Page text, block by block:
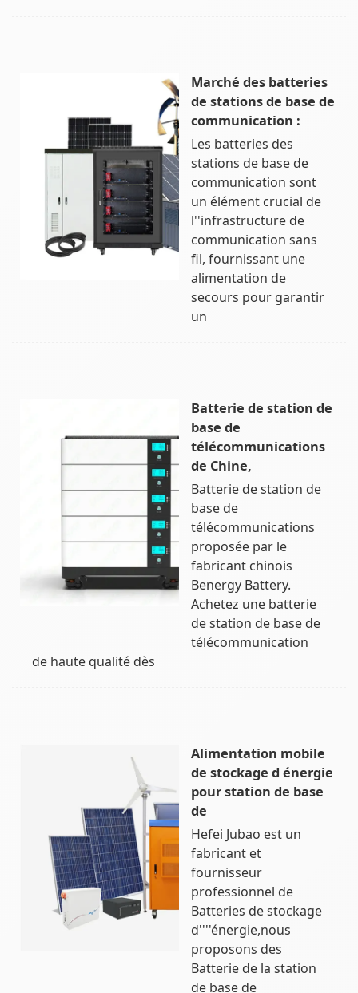
Marché des batteries
de stations de base de
communication :
Les batteries des
stations de base de
communication sont
un élément crucial de
l''infrastructure de
communication sans
fil, fournissant une
alimentation de
secours pour garantir
un
Batterie de station de
base de
télécommunications
de Chine,
Batterie de station de
base de
télécommunications
proposée par le
fabricant chinois
Benergy Battery.
Achetez une batterie
de station de base de
télécommunication
de haute qualité dès
Alimentation mobile
de stockage d énergie
pour station de base
de
Hefei Jubao est un
fabricant et
fournisseur
professionnel de
Batteries de stockage
d''''énergie,nous
proposons des
Batterie de la station
de base de